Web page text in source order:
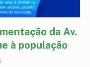
da Av.
à população